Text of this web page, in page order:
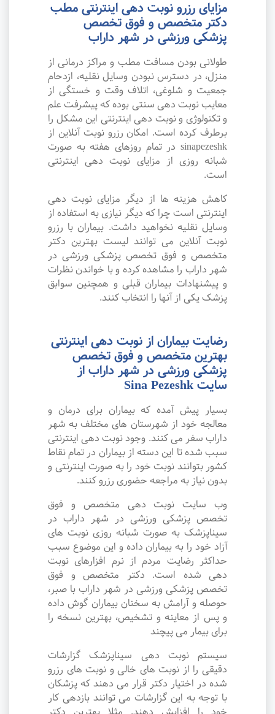
مزایای رزرو نوبت دهی اینترنتی مطب
دکتر متخصص و فوق تخصص
پزشکی ورزشی در شهر داراب
طولانی بودن مسافت مطب و مراکز درمانی از
منزل، در دسترس نبودن وسایل نقلیه، ازدحام
جمعیت و شلوغی، اتلاف وقت و خستگی از
معایب نوبت دهی سنتی بوده که پیشرفت علم
و تکنولوژی و نوبت دهی اینترنتی این مشکل را
برطرف کرده است. امکان رزرو نوبت آنلاین از
sinapezeshk در تمام روزهای هفته به صورت
شبانه روزی از مزایای نوبت دهی اینترنتی
است.
کاهش هزینه ها از دیگر مزایای نوبت دهی
اینترنتی است چرا که دیگر نیازی به استفاده از
وسایل نقلیه نخواهید داشت. بیماران با رزرو
نوبت آنلاین می توانند لیست بهترین دکتر
متخصص و فوق تخصص پزشکی ورزشی در
شهر داراب را مشاهده کرده و با خواندن نظرات
و پیشنهادات بیماران قبلی و همچنین سوابق
پزشک یکی از آنها را انتخاب کنند.
رضایت بیماران از نوبت دهی اینترنتی
بهترین متخصص و فوق تخصص
پزشکی ورزشی در شهر داراب از
سایت Sina Pezeshk
بسیار پیش آمده که بیماران برای درمان و
معالجه خود از شهرستان های مختلف به شهر
داراب سفر می کنند. وجود نوبت دهی اینترنتی
سبب شده تا این دسته از بیماران در تمام نقاط
کشور بتوانند نوبت خود را به صورت اینترنتی و
بدون نیاز به مراجعه حضوری رزرو کنند.
وب سایت نوبت دهی متخصص و فوق
تخصص پزشکی ورزشی در شهر داراب در
سیناپزشک به صورت شبانه روزی نوبت های
آزاد خود را به بیماران داده و این موضوع سبب
حداکثر رضایت مردم از نرم افزارهای نوبت
دهی شده است. دکتر متخصص و فوق
تخصص پزشکی ورزشی در شهر داراب با صبر،
حوصله و آرامش به سخنان بیماران گوش داده
و پس از معاینه و تشخیص، بهترین نسخه را
برای بیمار می پیچند
سیستم نوبت دهی سیناپزشک گزارشات
دقیقی را از نوبت های خالی و نوبت های رزرو
شده در اختیار دکتر قرار می دهند که پزشکان
با توجه به این گزارشات می توانند بازدهی کار